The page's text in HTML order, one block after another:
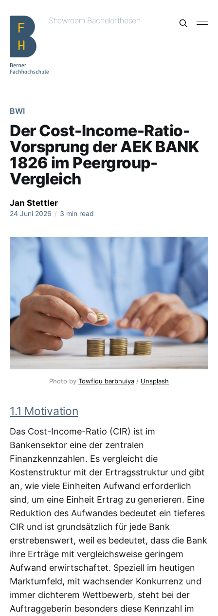
Showroom Bachelorthesen
BWI
Der Cost-Income-Ratio-
Vorsprung der AEK BANK
1826 im Peergroup-
Vergleich
Jan Stettler
24 Juni 2026 / 3 min read
Photo by Towfiqu barbhuiya / Unsplash
1.1 Motivation
Das Cost-Income-Ratio (CIR) ist im
Bankensektor eine der zentralen
Finanzkennzahlen. Es vergleicht die
Kostenstruktur mit der Ertragsstruktur und gibt
an, wie viele Einheiten Aufwand erforderlich
sind, um eine Einheit Ertrag zu generieren. Eine
Reduktion des Aufwandes bedeutet ein tieferes
CIR und ist grundsätzlich für jede Bank
erstrebenswert, weil es bedeutet, dass die Bank
ihre Erträge mit vergleichsweise geringem
Aufwand erwirtschaftet. Speziell im heutigen
Marktumfeld, mit wachsender Konkurrenz und
immer dichterem Wettbewerb, steht bei der
Auftraggeberin besonders diese Kennzahl im